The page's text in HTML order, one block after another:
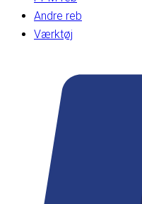
Andre reb
Værktøj